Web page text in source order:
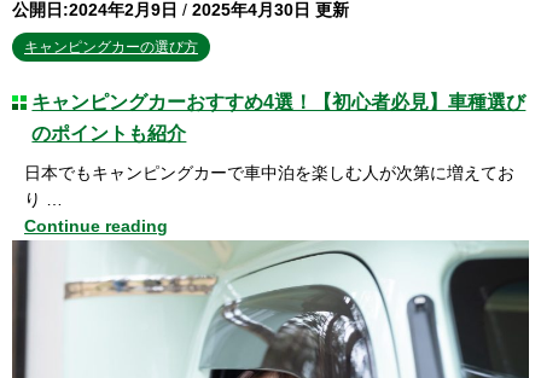
公開日:2024年2月9日 / 2025年4月30日 更新
キャンピングカーの選び方
キャンピングカーおすすめ4選！【初心者必見】車種選び
のポイントも紹介
日本でもキャンピングカーで車中泊を楽しむ人が次第に増えてお
り …
Continue reading